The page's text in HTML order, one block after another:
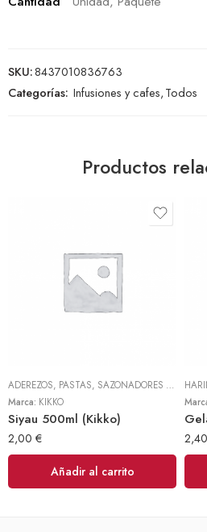
SKU:8437010836763
Categorías: Infusiones y cafes,Todos
Productos
ADEREZOS, PASTAS, SAZONADORES Y CONDIMENTOS
Marca: KIKKO
Siyau 500ml (Kikko)
2,00 €
Añadir al carrito
2,40